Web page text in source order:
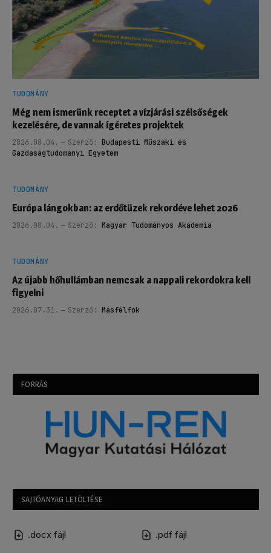
TUDOMÁNY
Még nem ismerünk receptet a vízjárási szélsőségek
kezelésére, de vannak ígéretes projektek
2026.08.04. Szerző: Budapesti Műszaki és
Gazdaságtudományi Egyetem
TUDOMÁNY
Európa lángokban: az erdőtüzek rekordéve lehet 2026
2026.08.04. Szerző: Magyar Tudományos Akadémia
TUDOMÁNY
Az újabb hőhullámban nemcsak a nappali rekordokra kell
figyelni
2026.07.31. Szerző: Másfélfok
FORRÁS
SAJTÓANYAG LETÖLTÉSE
.docx fájl .pdf fájl